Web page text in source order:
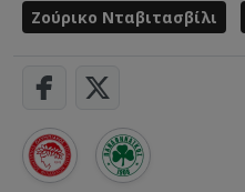
Ζούρικο Νταβιτασβίλι